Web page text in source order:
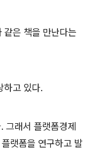
같은 책을 만난다는
하고 있다.
그래서 플랫폼경제
랫폼을 연구하고 발